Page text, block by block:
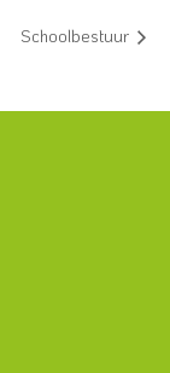
Schoolbestuur